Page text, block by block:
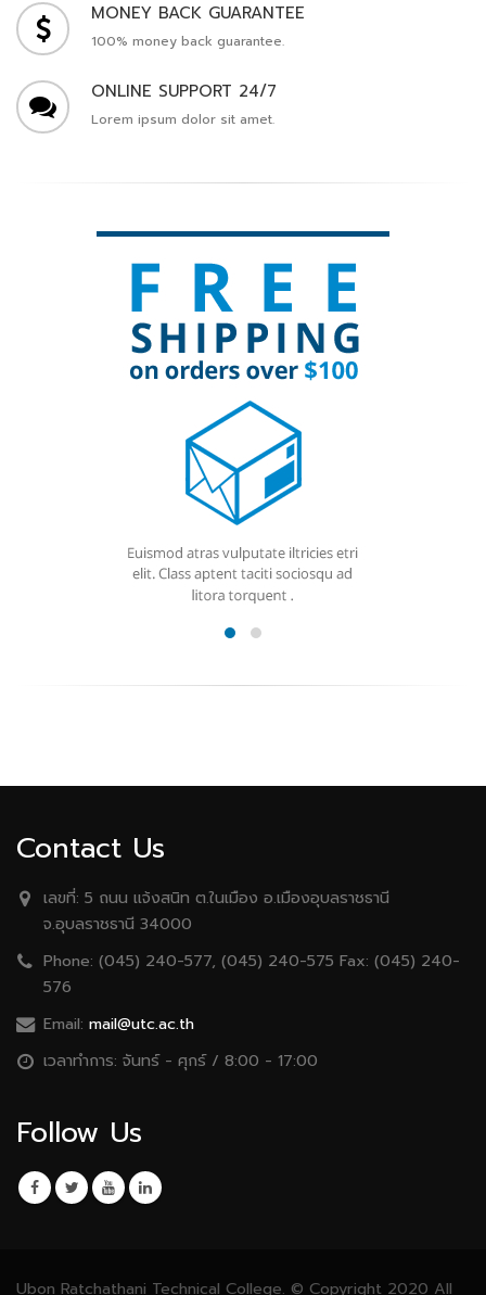
MONEY BACK GUARANTEE
100% money back guarantee.
ONLINE SUPPORT 24/7
Lorem ipsum dolor sit amet.
Contact Us
เลขที่: 5 ถนน เเจ้งสนิท ต.ในเมือง อ.เมืองอุบลราชธานี
จ.อุบลราชธานี 34000
Phone: (045) 240-577, (045) 240-575 Fax: (045) 240-
576
Email: mail@utc.ac.th
เวลาทำการ: จันทร์ - ศุกร์ / 8:00 - 17:00
Follow Us
Ubon Ratchathani Technical College. © Copyright 2020 All